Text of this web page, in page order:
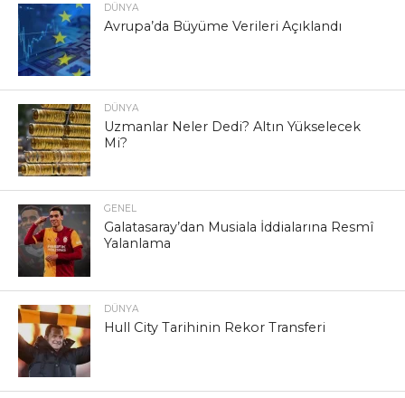
DÜNYA
Avrupa’da Büyüme Verileri Açıklandı
DÜNYA
Uzmanlar Neler Dedi? Altın Yükselecek
Mi?
GENEL
Galatasaray’dan Musiala İddialarına Resmî
Yalanlama
DÜNYA
Hull City Tarihinin Rekor Transferi